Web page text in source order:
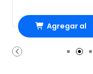
Agregar al
carrito